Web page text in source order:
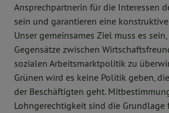
Ansprechpartnerin für die Interessen
sein und garantieren eine
Unser gemeinsames Ziel muss es
Gegensätze zwischen
sozialen Arbeitsmarktpolitik zu
Grünen wird es keine Politik geben,
der Beschäftigten geht.
Lohngerechtigkeit sind die